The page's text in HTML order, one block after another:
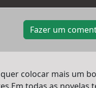
Fazer um
colocar mais um